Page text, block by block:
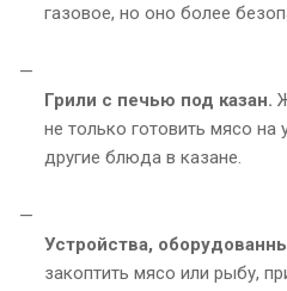
газовое, но оно более
Грили с печью под казан.
не только готовить мясо на
другие блюда в казане.
Устройства,
закоптить мясо или рыбу,